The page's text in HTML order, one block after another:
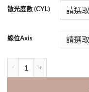
散光度數 (CYL)
線位Axis